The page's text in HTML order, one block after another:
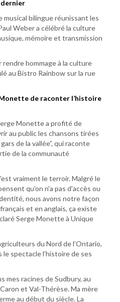
musical bilingue réunissant les
Weber a célébré la culture
mémoire et transmission
hommage à la culture
au Bistro Rainbow sur la rue
Monette de raconter l’histoire
Monette a profité de
au public les chansons tirées
de la vallée”, qui raconte
de la communauté
vraiment le terroir. Malgré le
qu'on n'a pas d'accès ou
nous avons notre façon
et en anglais, ça existe
Serge Monette à Unique
du Nord de l’Ontario,
spectacle l’histoire de ses
mes racines de Sudbury, au
et Val-Thérèse. Ma mère
au début du siècle. La